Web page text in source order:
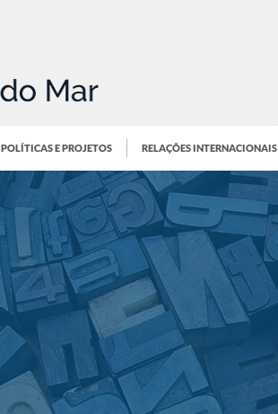
POLÍTICAS E PROJETOS RELAÇÕES INTERNACIONAIS